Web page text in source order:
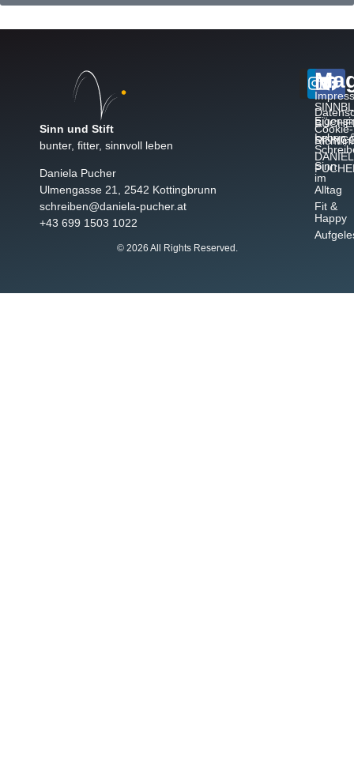
Sinn und Stift
bunter, fitter, sinnvoll leben
Daniela Pucher
Ulmengasse 21, 2542 Kottingbrunn
schreiben@daniela-pucher.at
+43 699 1503 1022
Leben
Sinn
im
Alltag
Fit &
Happy
Cookie-
© 2026 All Rights Reserved.